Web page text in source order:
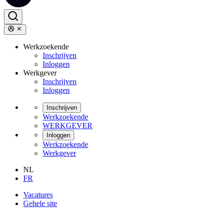
Werkzoekende
Inschrijven
Inloggen
Werkgever
Inschrijven
Inloggen
Inschrijven
Werkzoekende
WERKGEVER
Inloggen
Werkzoekende
Werkgever
NL
FR
Vacatures
Gehele site